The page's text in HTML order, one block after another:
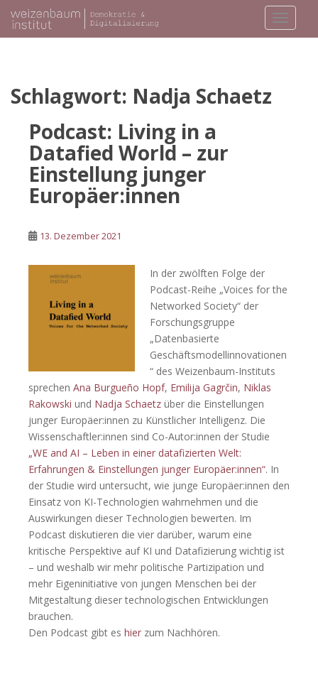
i
Schlagwort: Nadja Schaetz
Podcast: Living in a
Datafied World – zur
Einstellung junger
Europäer:innen
13. Dezember 2021
In der zwölften Folge der
Podcast-Reihe „Voices for the
Networked Society“ der
Forschungsgruppe
„Datenbasierte
Geschäftsmodellinnovationen
“ des Weizenbaum-Instituts
sprechen Ana Burgueño Hopf, Emilija Gagrčin, Niklas
Rakowski und Nadja Schaetz über die Einstellungen
junger Europäer:innen zu Künstlicher Intelligenz. Die
Wissenschaftler:innen sind Co-Autor:innen der Studie
„WE and AI – Leben in einer datafizierten Welt:
Erfahrungen & Einstellungen junger Europäer:innen“. In
der Studie wird untersucht, wie junge Europäer:innen den
Einsatz von KI-Technologien wahrnehmen und die
Auswirkungen dieser Technologien bewerten. Im
Podcast diskutieren die vier darüber, warum eine
kritische Perspektive auf KI und Datafizierung wichtig ist
– und weshalb wir mehr politische Partizipation und
mehr Eigeninitiative von jungen Menschen bei der
Mitgestaltung dieser technologischen Entwicklungen
brauchen.
Den Podcast gibt es hier zum Nachhören.